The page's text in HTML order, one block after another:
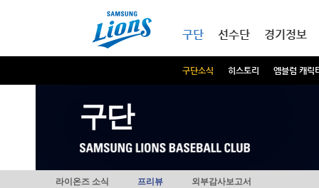
구단
구단소식 히스토리 엠블럼 캐릭
선수단 경기정보
구단
라이온즈 소식 프리뷰 외부감사보고서